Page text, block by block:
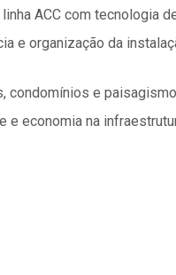
ACC com tecnologia
e organização da
condomínios e
economia na